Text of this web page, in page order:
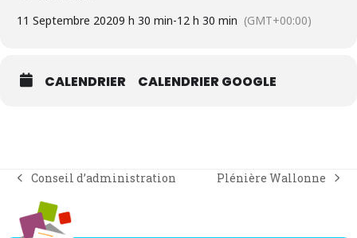
11 Septembre 20209 h 30 min-12 h 30 min (GMT+00:00)
CALENDRIER CALENDRIER GOOGLE
previous
post:
Conseil d’administration
next
Plénière Wallonne